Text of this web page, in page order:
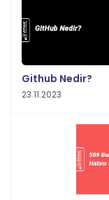
Github Nedir?
23.11.2023